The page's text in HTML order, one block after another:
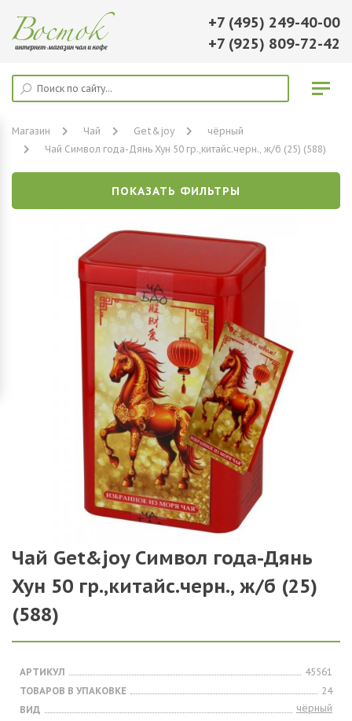
+7 (495) 249-40-00
+7 (925) 809-72-42
Магазин Чай Get&joy
чёрный
Чай Символ года-Дянь Хун 50 гр.,китайс.черн., ж/б (25) (588)
ПОКАЗАТЬ ФИЛЬТРЫ
Чай Get&joy Символ года-Дянь
Хун 50 гр.,китайс.черн., ж/б (25)
(588)
АРТИКУЛ
45561
ТОВАРОВ В УПАКОВКЕ
24
ВИД
чёрный